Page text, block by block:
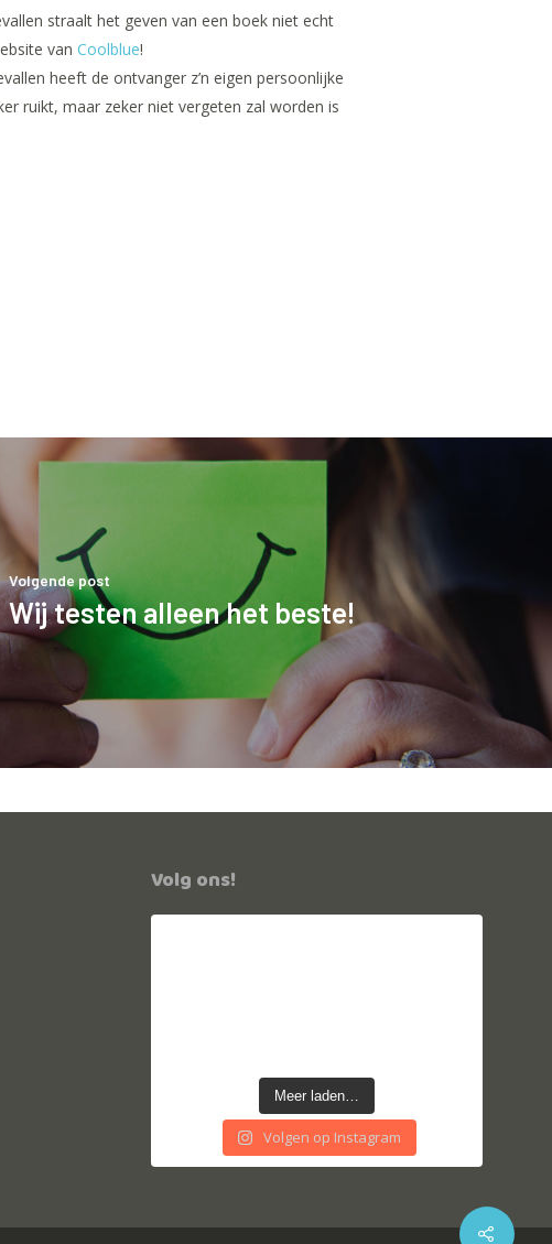
straalt het geven van een boek niet echt
vanCoolblue!
heeft de ontvanger z’n eigen persoonlijke
ruikt, maar zeker niet vergeten zal worden is
Volgende post
Wij testen alleen het beste!
Volg ons!
Meer laden…
Volgen op Instagram